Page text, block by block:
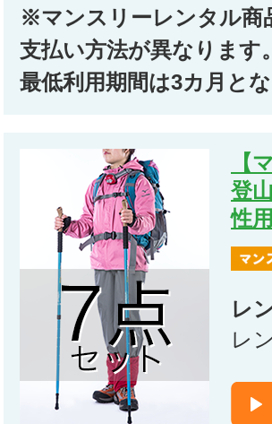
※マンスリーレンタル商
支払い方法が異なります
最低利用期間は3カ月と
【
登
性
レ
レ